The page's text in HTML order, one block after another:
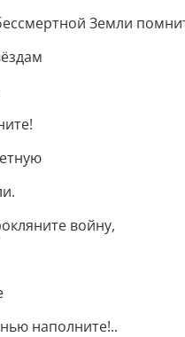
Земли
войну,
наполните!..